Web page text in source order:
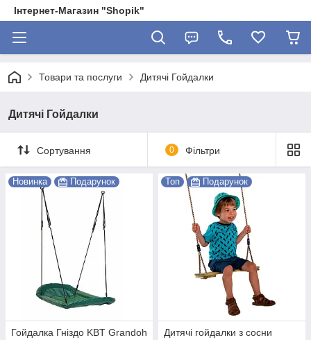
Інтернет-Магазин "Shopik"
Товари та послуги Дитячі Гойдалки
Дитячі Гойдалки
Сортування 0 Фільтри
Новинка Подарунок
Гойдалка Гніздо KBT Grandoh
Топ Подарунок
Дитячі гойдалки з сосни